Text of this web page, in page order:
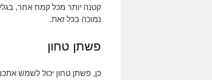
קטנה יותר מכל קמח אחר,
נמוכה בכל זאת.
פשתן טחון
כן, פשתן טחון יכול לשמש